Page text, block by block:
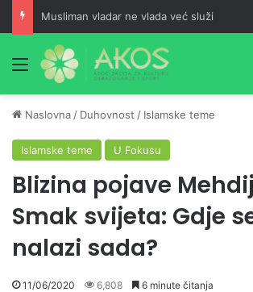
Musliman vladar ne vlada već služi
Meni
Naslovna / Duhovnost / Islamske teme
Islamske teme U Fokusu
Blizina pojave
Smak svijeta: Gdje
nalazi sada?
11/06/2020 6,808 6 minute čitanja